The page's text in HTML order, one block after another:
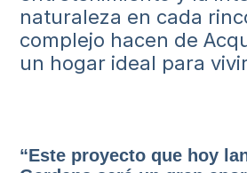
naturaleza en cada
complejo hacen de
un hogar ideal para
“Este proyecto que hoy